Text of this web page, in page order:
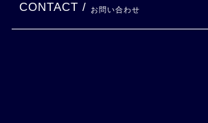
CONTACT / お問い合わせ